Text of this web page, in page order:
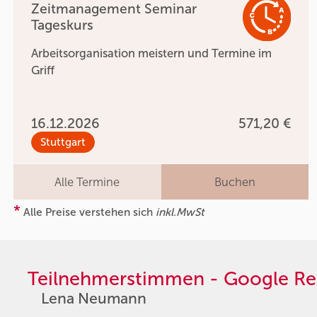
Zeitmanagement Seminar
Tageskurs
Arbeitsorganisation meistern und Termine im
Griff
16.12.2026 571,20 €
Stuttgart
Alle Termine Buchen
* Alle Preise verstehen sich inkl.MwSt
Teilnehmerstimmen - Google
Lena Neumann